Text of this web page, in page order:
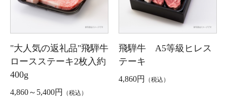
"大人気の返礼品"飛騨牛
ロースステーキ2枚入約
400g
4,860～5,400円 （税込）
飛騨牛 A5等級ヒレス
テーキ
4,860円 （税込）